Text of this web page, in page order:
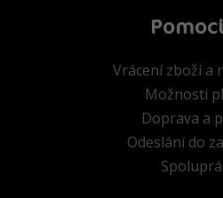
Vrácení zboží a
Možnosti
Doprava a
Odeslání do